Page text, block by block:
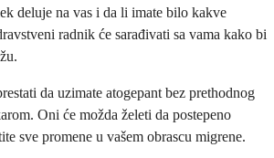
deluje na vas i da li imate bilo kakve
radnik će sarađivati sa vama kako bi
da uzimate atogepant bez prethodnog
Oni će možda želeti da postepeno
sve promene u vašem obrascu migrene.